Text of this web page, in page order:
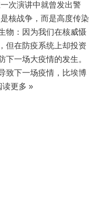
次演讲中就曾发出警
核战争，而是高度传染
物：因为我们在核威慑
但在防疫系统上却投资
下一场大疫情的发生。
致下一场疫情，比埃博
读更多 »